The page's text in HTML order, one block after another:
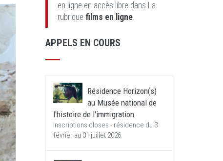
en ligne en accès libre dans La
rubrique films en ligne.
APPELS EN COURS
Résidence Horizon(s)
au Musée national de
l'histoire de l'immigration
Inscriptions closes - résidence du 3
février au 31 juillet 2026